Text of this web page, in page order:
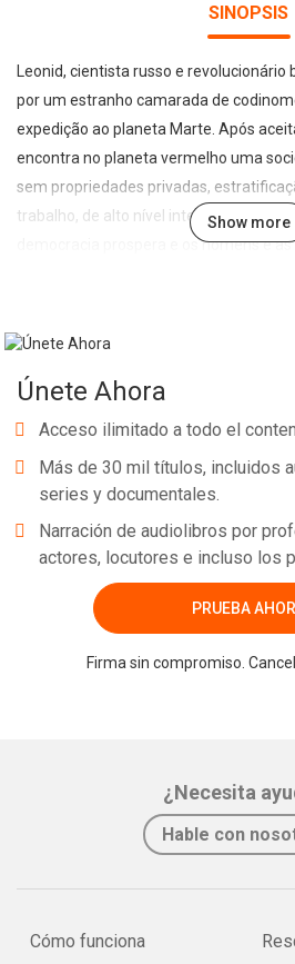
SINOPSIS
Leonid, cientista russo e revolucionário
por um estranho camarada de
expedição ao planeta Marte. Após
encontra no planeta vermelho uma
sem propriedades privadas,
trabalho, de alto nível intelectual,
democracia prospera e os homens e as
autor e seus conhecimentos em
uma sociedade técnico-científica em
socialista, servindo de espelho e de
romance, inédito no Brasil, foi
Paula Vaz de Almeida e Ekaterina
assinam o prefácio, no qual situam a
confluência entre o momento histórico
Show more
Únete Ahora
Acceso ilimitado a todo el
Más de 30 mil títulos, incluidos
series y documentales.
Narración de audiolibros por
actores, locutores e incluso los
PRUEBA
Firma sin compromiso.
¿Necesita
Hable con
Cómo funciona
Whatsapp Facebook